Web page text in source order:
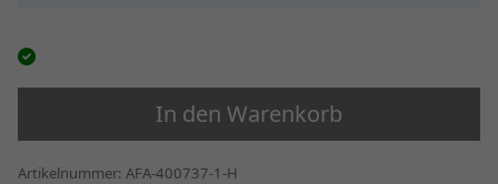
In den Warenkorb
Artikelnummer: AFA-400737-1-H